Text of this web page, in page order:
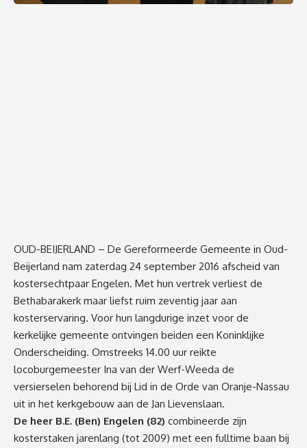
OUD-BEIJERLAND – De Gereformeerde Gemeente in Oud-
Beijerland nam zaterdag 24 september 2016 afscheid van
kostersechtpaar Engelen. Met hun vertrek verliest de
Bethabarakerk maar liefst ruim zeventig jaar aan
kosterservaring. Voor hun langdurige inzet voor de
kerkelijke gemeente ontvingen beiden een Koninklijke
Onderscheiding. Omstreeks 14.00 uur reikte
locoburgemeester Ina van der Werf-Weeda de
versierselen behorend bij Lid in de Orde van Oranje-Nassau
uit in het kerkgebouw aan de Jan Lievenslaan.
De heer B.E. (Ben) Engelen (82) combineerde zijn
kosterstaken jarenlang (tot 2009) met een fulltime baan bij